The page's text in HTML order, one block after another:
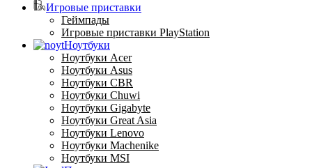
Игровые приставки
Геймпады
Игровые приставки PlayStation
Ноутбуки
Ноутбуки Acer
Ноутбуки Asus
Ноутбуки CBR
Ноутбуки Chuwi
Ноутбуки Gigabyte
Ноутбуки Great Asia
Ноутбуки Lenovo
Ноутбуки Machenike
Ноутбуки MSI